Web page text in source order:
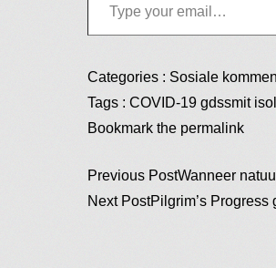
Categories : Sosiale
Tags : COVID-19 gdssmit
Bookmark the permalink
Post
Previous PostWanneer
Next PostPilgrim’s Progress